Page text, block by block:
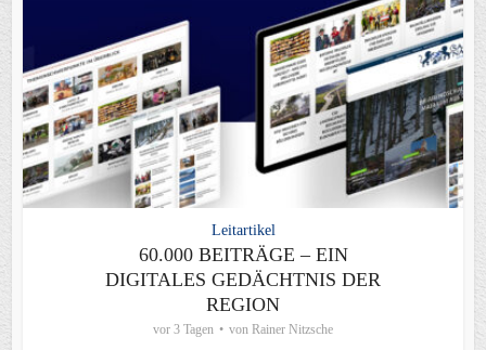
Leitartikel
60.000 BEITRÄGE – EIN
DIGITALES GEDÄCHTNIS DER
REGION
vor 3 Tagen von Rainer Nitzsche